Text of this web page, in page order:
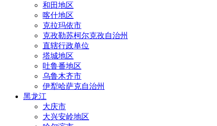
和田地区
喀什地区
克拉玛依市
克孜勒苏柯尔克孜自治州
直辖行政单位
塔城地区
吐鲁番地区
乌鲁木齐市
伊犁哈萨克自治州
黑龙江
大庆市
大兴安岭地区